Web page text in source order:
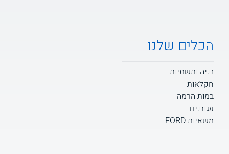
הכלים שלנו
בניה ותשתיות
חקלאות
במות הרמה
עגורנים
משאיות FORD